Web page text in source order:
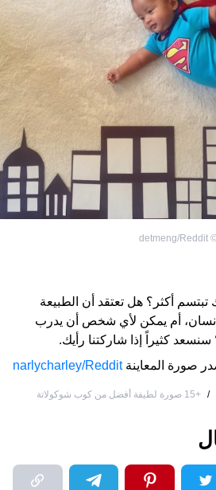
detmeng/Reddit
تبتسم أكثر؟ هل تعتقد أن الطبيعة
أم يمكن لأي شخص أن يدرب
كثيراً إذا شاركتنا رأيك.
صورة المعاينة narlycharley/Reddit
/
+15 صورة لطيفة أفضل من كوب شوكولاتة